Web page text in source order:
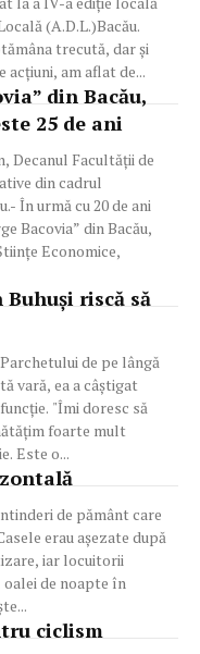
(A.D.L.)Bacău.
trecută, dar și
am aflat de...
din Bacău,
25 de ani
Decanul Facultății de
din cadrul
În urmă cu 20 de ani
Bacovia” din Bacău,
Economice,
riscă să
de pe lângă
vară, ea a câştigat
"Îmi doresc să
foarte mult
Este o...
de pământ care
erau așezate după
iar locuitorii
oalei de noapte în
ciclism